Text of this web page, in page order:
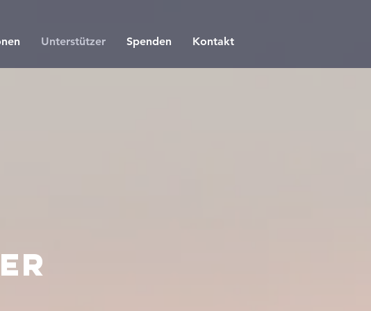
Unterstützer Spenden Kontakt